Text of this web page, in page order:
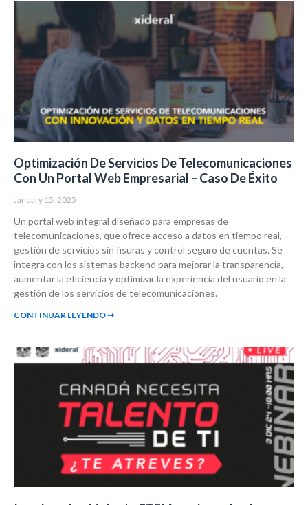
Optimización De Servicios De Telecomunicaciones
Con Un Portal Web Empresarial – Caso De Éxito
January 15, 2025
Un portal web integral diseñado para empresas de
telecomunicaciones, que ofrece acceso a datos en tiempo real,
gestión de servicios sin fisuras y control seguro de cuentas. Se
integra con los sistemas backend para mejorar la transparencia,
aumentar la eficiencia y optimizar la experiencia del usuario en la
gestión de los servicios de telecomunicaciones.
CONTINUAR LEYENDO ➞